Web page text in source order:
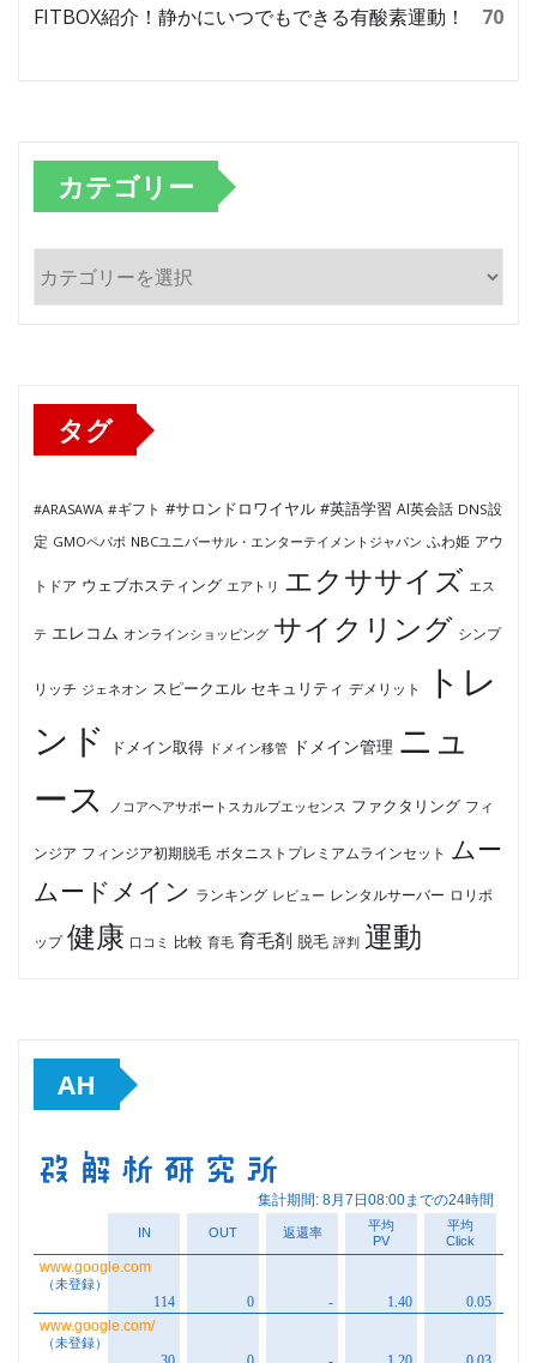
FITBOX紹介！静かにいつでもできる有酸素運動！
70
カテゴリー
テ
タグ
#ARASAWA #ギフト #サロンドロワイヤル #英語学習 AI英会話 DNS設
定 GMOペパボ NBCユニバーサル・エンターテイメントジャパン ふわ姫 アウ
トドア ウェブホスティング エアトリ エクササイズ エス
テ エレコム オンラインショッピング サイクリング シンプ
リッチ ジェネオン スピークエル セキュリティ デメリット
トレ
ンド
ドメイン取得 ドメイン移管 ドメイン管理 ニュ
ース
ノコアヘアサポートスカルプエッセンス ファクタリング フィ
ンジア フィンジア初期脱毛 ボタニストプレミアムラインセット ムー
ムードメイン ランキング レビュー レンタルサーバー ロリポ
ップ 健康 口コミ 比較 育毛 育毛剤 脱毛 評判 運動
AH